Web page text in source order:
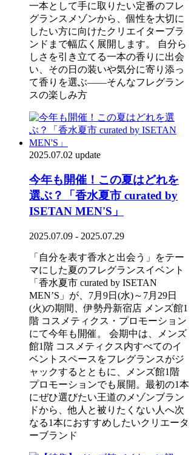
一本として手に取りたい定番のフレ
グランスメゾンから、個性を大切に
したい方に向けたクリエイターブラ
ンドまで幅広く展開します。 自分ら
しさを引き立てる一本の香りに出会
い、その日の装いや気分に寄り添っ
て香りを選ぶ——そんなフレグラン
スの楽しみ方
2025.07.02 update
今年も開催！この夏はどれを
選ぶ？「香水夏市 curated by
ISETAN MEN'S」
2025.07.09 - 2025.07.29
「自分を表す香水と出会う」をテー
マにした夏のフレグランスイベント
「香水夏市 curated by ISETAN
MEN’S」が、7月9日(水)～7月29日
(火)の期間、伊勢丹新宿店 メンズ館1
階 コスメティクス・プロモーション
にて今年も開催。 会期中は、メンズ
館1階 コスメティクス内すべてのイ
ベントスペースをフレグランスがジ
ャックするとともに、メンズ館1階
プロモーションでも展開。最初の1本
にぜひ選びたい王道のメゾンブラン
ドから、他人と被りたくない人へ次
なる1本におすすめしたいクリエータ
ーブランド